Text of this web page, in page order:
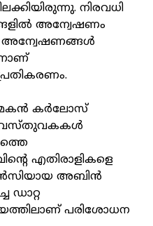
നിരവധി
അന്വേഷണം
അന്വേഷണങ്ങള്‍
കര്‍ലോസ്
എതിരാളികളെ
അബിന്‍
ഡാറ്റ
പരിശോധന